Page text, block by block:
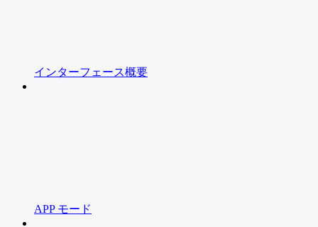
インターフェース概要
APP モード